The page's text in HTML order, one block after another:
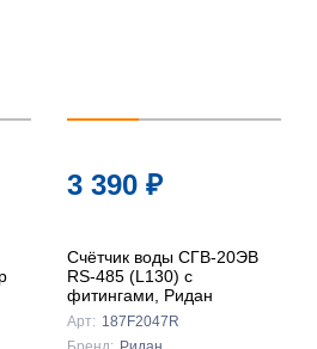
3
3 390 ₽
Счётчик воды СГВ-20ЭВ
RS-485 (L130) с
фитингами, Ридан
Арт: 187F2047R